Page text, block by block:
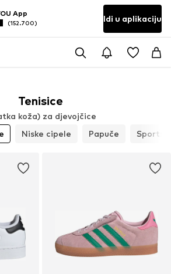
App
(152.700) Idi u aplikaciju
Tenisice
koža) za djevojčice
Niske cipele Papuče